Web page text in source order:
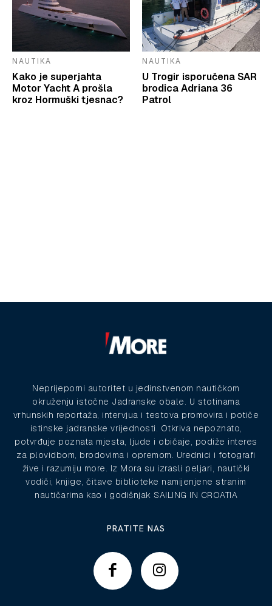
NAUTIKA
Kako je superjahta
Motor Yacht A prošla
kroz Hormuški tjesnac?
NAUTIKA
U Trogir isporučena SAR
brodica Adriana 36
Patrol
Neprijeporni autoritet u jedinstvenom nautičkom
okruženju istočne Jadranske obale. U stotinama
vrhunskih reportaža, intervjua i testova promovira i potiče
istinske jadranske vrijednosti. Otkriva nepoznato,
potvrđuje poznata mjesta, ljude i običaje, podiže interes
za plovidbom, brodovima i opremom. Urednici i fotografi
žive i razumiju more. Iz Mora su izrasli peljari, nautički
vodiči, knjige, čitave biblioteke namijenjene stranim
nautičarima kao i godišnjak SAILING IN CROATIA
PRATITE NAS